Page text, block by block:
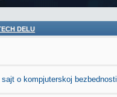
DELU
sajt o kompjuterskoj bezbednosti